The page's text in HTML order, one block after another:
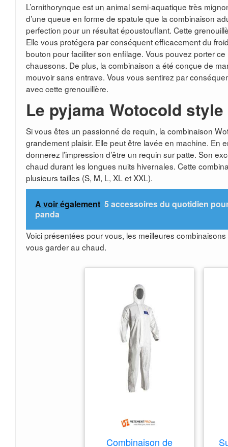
L’ornithorynque est un animal semi-aquatique très
d’une queue en forme de spatule que la combinaison
perfection pour un résultat époustouflant. Cette
Elle vous protégera par conséquent efficacement du
bouton pour faciliter son enfilage. Vous pouvez porter
chaussons. De plus, la combinaison a été conçue de
mouvoir sans entrave. Vous vous sentirez par
avec cette grenouillère.
Le pyjama Wotocold
Si vous êtes un passionné de requin, la combinaison
grandement plaisir. Elle peut être lavée en machine. En
donnerez l’impression d’être un requin sur patte. Son
chaud durant les longues nuits hivernales. Cette
plusieurs tailles (S, M, L, XL et XXL).
A voir également 5 accessoires du quotidien
panda
Voici présentées pour vous, les meilleures
vous garder au chaud.
Combinaison de